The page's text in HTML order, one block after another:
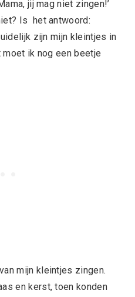
jij mag niet zingen!’
Is het antwoord:
zijn mijn kleintjes in
ik nog een beetje
mijn kleintjes zingen.
en kerst, toen konden